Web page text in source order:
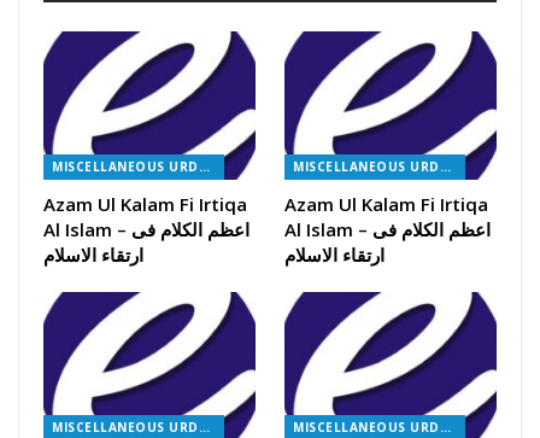
MISCELLANEOUS URDU BOOKS
Azam Ul Kalam Fi Irtiqa
Al Islam – اعظم الکلام فی
ارتقاء الاسلام
MISCELLANEOUS URDU BOOKS
Azam Ul Kalam Fi Irtiqa
Al Islam – اعظم الکلام فی
ارتقاء الاسلام
MISCELLANEOUS URDU BOOKS MISCELLANEOUS URDU BOOKS